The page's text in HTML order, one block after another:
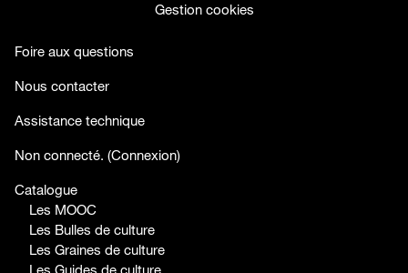
Gestion cookies
Foire aux questions
Nous contacter
Assistance technique
facebook
twitter
youtube
Non connecté. (Connexion)
Catalogue
Les MOOC
Les Bulles de culture
Les Graines de culture